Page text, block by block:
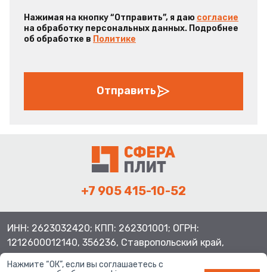
Нажимая на кнопку “Отправить”, я даю согласие
на обработку персональных данных. Подробнее
об обработке в Политике
Отправить
+7 905 415-10-52
ИНН: 2623032420; КПП: 262301001; ОГРН:
1212600012140, 356236, Ставропольский край,
Нажмите “ОК”, если вы соглашаетесь с